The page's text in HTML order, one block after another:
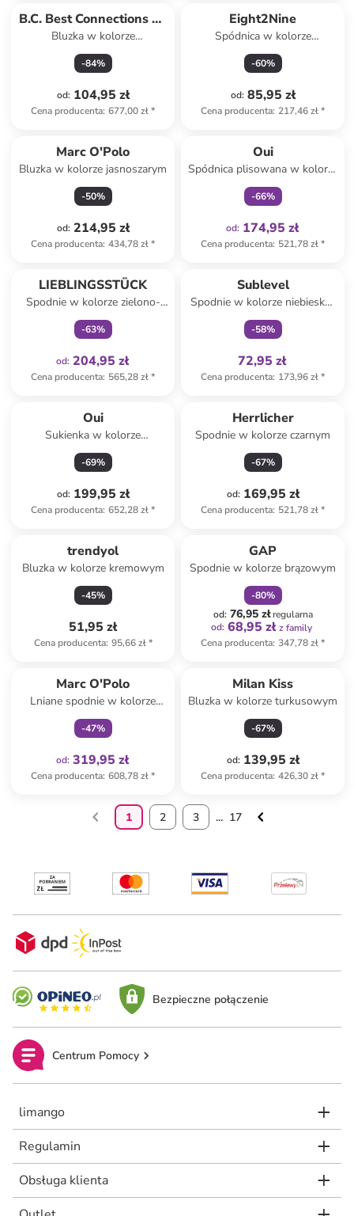
B.C. Best Connections by
heine
Bluzka w kolorze
karmelowym
-84%
od: 104,95 zł
Cena producenta: 677,00 zł*
Eight2Nine
Spódnica w kolorze
kremowym
-60%
od: 85,95 zł
Cena producenta: 217,46 zł*
Marc O'Polo
Bluzka w kolorze jasnoszarym
-50%
od: 214,95 zł
Cena producenta: 434,78 zł*
Oui
Spódnica plisowana w kolorze
kremowym
-66%
od: 174,95 zł
Cena producenta: 521,78 zł*
LIEBLINGSSTÜCK
Spodnie w kolorze zielono-
fioletowym
-63%
od: 204,95 zł
Cena producenta: 565,28 zł*
Sublevel
Spodnie w kolorze niebiesko-
białym
-58%
72,95 zł
Cena producenta: 173,96 zł*
Oui
Sukienka w kolorze
granatowym
-69%
od: 199,95 zł
Cena producenta: 652,28 zł*
Herrlicher
Spodnie w kolorze czarnym
-67%
od: 169,95 zł
Cena producenta: 521,78 zł*
trendyol
Bluzka w kolorze kremowym
-45%
51,95 zł
Cena producenta: 95,66 zł*
GAP
Spodnie w kolorze brązowym
-80%
od: 76,95 złregularna
od: 68,95 zł z family
Cena producenta: 347,78 zł*
Marc O'Polo
Lniane spodnie w kolorze
niebieskim
-47%
od: 319,95 zł
Cena producenta: 608,78 zł*
Milan Kiss
Bluzka w kolorze turkusowym
-67%
od: 139,95 zł
Cena producenta: 426,30 zł*
1 2 3 ... 17
Bezpieczne połączenie
Centrum Pomocy
limango
Regulamin
Obsługa klienta